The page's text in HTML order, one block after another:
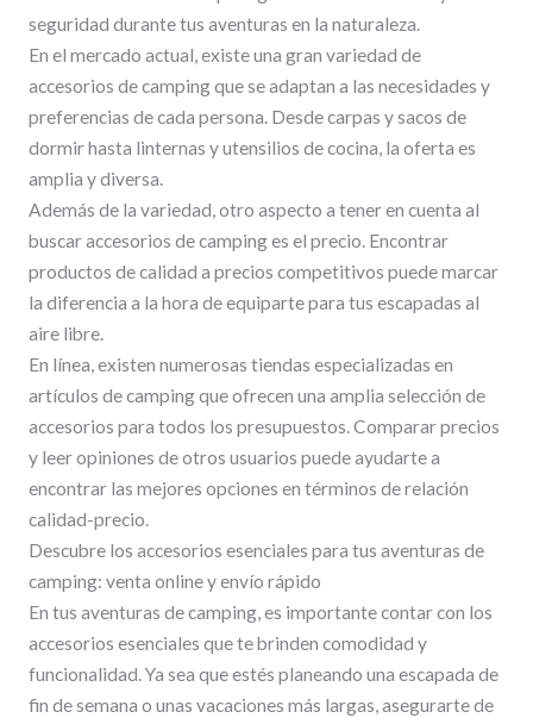
seguridad durante tus aventuras en la naturaleza.
En el mercado actual, existe una gran variedad de
accesorios de camping que se adaptan a las necesidades y
preferencias de cada persona. Desde carpas y sacos de
dormir hasta linternas y utensilios de cocina, la oferta es
amplia y diversa.
Además de la variedad, otro aspecto a tener en cuenta al
buscar accesorios de camping es el precio. Encontrar
productos de calidad a precios competitivos puede marcar
la diferencia a la hora de equiparte para tus escapadas al
aire libre.
En línea, existen numerosas tiendas especializadas en
artículos de camping que ofrecen una amplia selección de
accesorios para todos los presupuestos. Comparar precios
y leer opiniones de otros usuarios puede ayudarte a
encontrar las mejores opciones en términos de relación
calidad-precio.
Descubre los accesorios esenciales para tus aventuras de
camping: venta online y envío rápido
En tus aventuras de camping, es importante contar con los
accesorios esenciales que te brinden comodidad y
funcionalidad. Ya sea que estés planeando una escapada de
fin de semana o unas vacaciones más largas, asegurarte de